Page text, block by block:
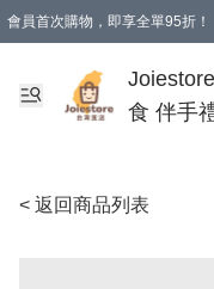
會員首次購物，即享全單95折！
購物滿 HKD 350.00即享免運費
食 伴手
< 返回商品列表